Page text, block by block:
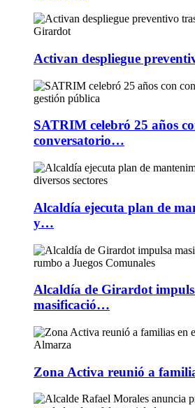
Activan despliegue
SATRIM celebró 25 años
conversatorio…
Alcaldía ejecuta plan de
y…
Alcaldía de Girardot
masificació…
Zona Activa reunió a